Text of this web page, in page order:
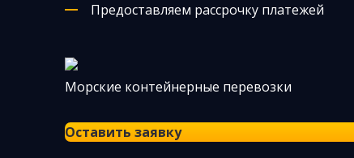
Предоставляем рассрочку платежей
Морские контейнерные перевозки
Оставить заявку